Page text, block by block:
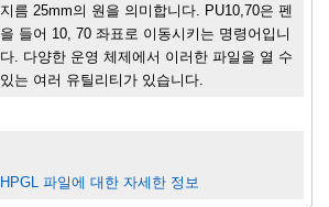
지름 25mm의 원을 의미합니다. PU10,70은 펜
을 들어 10, 70 좌표로 이동시키는 명령어입니
다. 다양한 운영 체제에서 이러한 파일을 열 수
있는 여러 유틸리티가 있습니다.
HPGL 파일에 대한 자세한 정보